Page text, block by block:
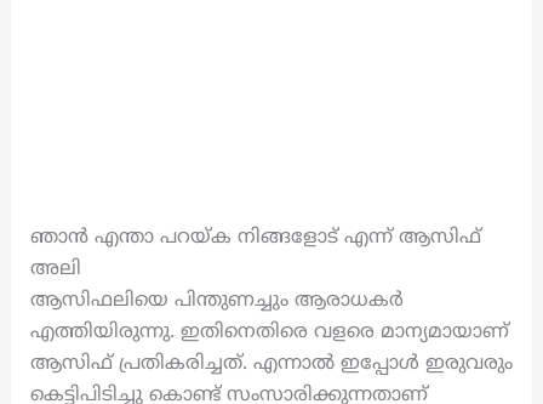
ഞാന്‍ എന്താ പറയ്ക നിങ്ങളോട് എന്ന് ആസിഫ്
അലി
ആസിഫലിയെ പിന്തുണച്ചും ആരാധകർ
എത്തിയിരുന്നു. ഇതിനെതിരെ വളരെ മാന്യമായാണ്
ആസിഫ് പ്രതികരിച്ചത്. എന്നാൽ ഇപ്പോൾ ഇരുവരും
കെട്ടിപിടിച്ചു കൊണ്ട് സംസാരിക്കുന്നതാണ്